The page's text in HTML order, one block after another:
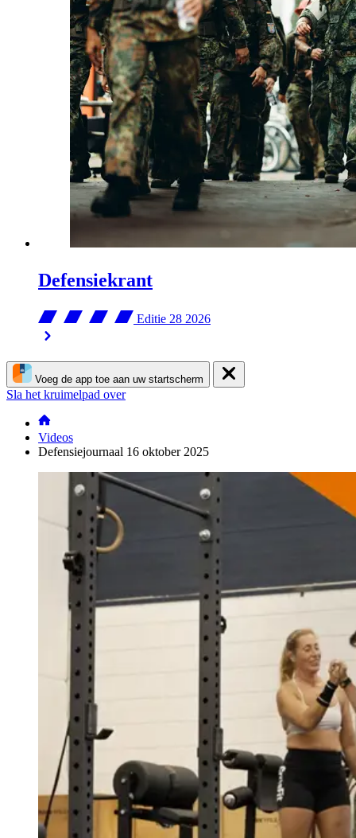
Defensiekrant
Editie 28 2026
Voeg de app toe aan uw startscherm
Sla het kruimelpad over
Videos
Defensiejournaal 16 oktober 2025